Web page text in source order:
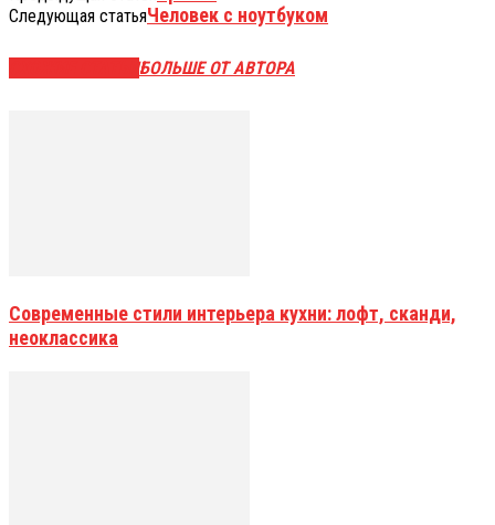
Следующая статьяЧеловек с ноутбуком
БОЛЬШЕ ОТ АВТОРА
Современные стили интерьера кухни: лофт, сканди,
неоклассика